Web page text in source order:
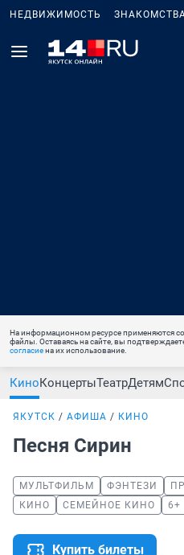
НЕДВИЖИМОСТЬ
На информационном ресурсе применяются
файлы. Оставаясь на сайте, вы
согласиена их использование.
КиноКонцертыТеатрДетям
ЯКУТСК АФИША КИНО
Песня Сирин
МУЛЬТФИЛЬМ ФЭНТЕЗИ
КИНО
СЕМЕЙНОЕ КИНО 6+
Купить билеты